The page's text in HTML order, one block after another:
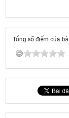
Tổng số điểm của